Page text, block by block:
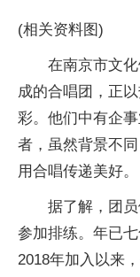
(相关资料图)
在南京市文
成的合唱团，正
彩。他们中有企
者，虽然背景不
用合唱传递美好。
据了解，团
参加排练。年已
2018年加入以来